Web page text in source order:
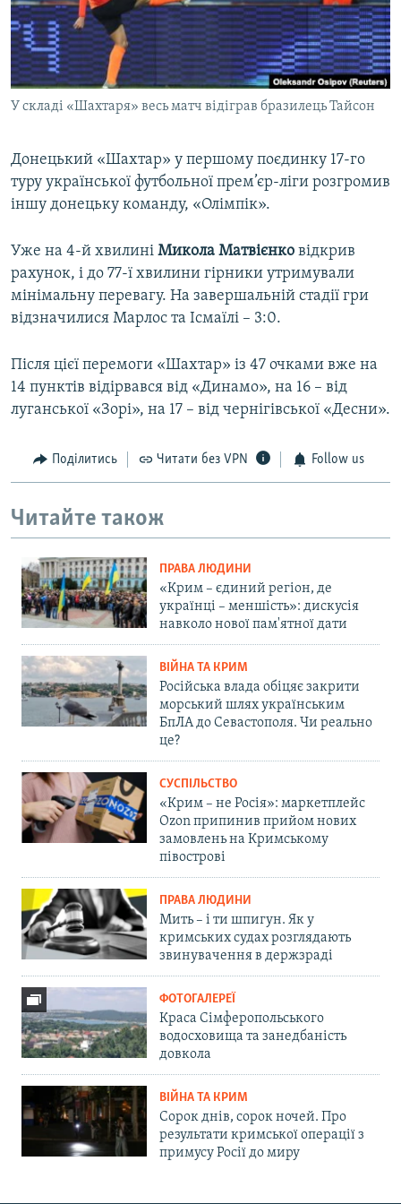
ВІДЕОУРОКИ «ELIFBE»
СВІДЧЕННЯ ОКУПАЦІЇ
УКРАЇНСЬКА ПРОБЛЕМА КРИМУ
ІНФОГРАФІКА
Русский
Qırımtatar
ДОЛУЧАЙСЯ!
Усі сайти RFE/RL
У складі «Шахтаря» весь матч відіграв бразилець Тайсон
Донецький «Шахтар» у першому поєдинку 17-го
туру української футбольної прем’єр-ліги розгромив
іншу донецьку команду, «Олімпік».
Уже на 4-й хвилині Микола Матвієнко відкрив
рахунок, і до 77-ї хвилини гірники утримували
мінімальну перевагу. На завершальній стадії гри
відзначилися Марлос та Ісмаїлі – 3:0.
Після цієї перемоги «Шахтар» із 47 очками вже на
14 пунктів відірвався від «Динамо», на 16 – від
луганської «Зорі», на 17 – від чернігівської «Десни».
Поділитись Читати без VPN Follow us
Читайте також
ПРАВА ЛЮДИНИ
«Крим – єдиний регіон, де
українці – меншість»: дискусія
навколо нової пам'ятної дати
ВІЙНА ТА КРИМ
Російська влада обіцяє закрити
морський шлях українським
БпЛА до Севастополя. Чи реально
це?
СУСПІЛЬСТВО
«Крим – не Росія»: маркетплейс
Ozon припинив прийом нових
замовлень на Кримському
півострові
ПРАВА ЛЮДИНИ
Мить – і ти шпигун. Як у
кримських судах розглядають
звинувачення в держзраді
ФОТОГАЛЕРЕЇ
Краса Сімферопольського
водосховища та занедбаність
довкола
ВІЙНА ТА КРИМ
Сорок днів, сорок ночей. Про
результати кримської операції з
примусу Росії до миру